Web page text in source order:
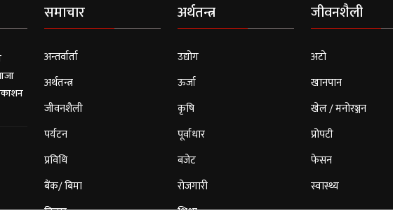
समाचार
अन्तर्वार्ता
अर्थतन्त्र
जीवनशैली
पर्यटन
प्रविधि
बैंक/ बिमा
अर्थतन्त्र
उद्योग
ऊर्जा
कृषि
पूर्वाधार
बजेट
रोजगारी
जीवनशैली
अटो
खानपान
खेल / मनोरञ्जन
प्रोपटी
फेसन
स्वास्थ्य